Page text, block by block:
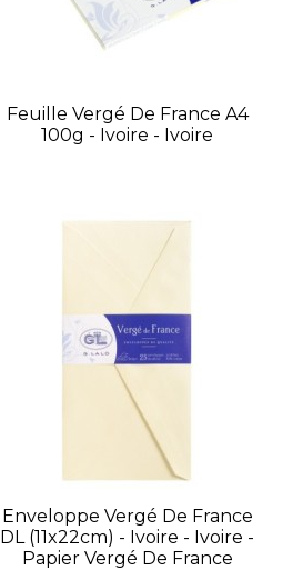
Feuille Vergé De France A4
100g - Ivoire - Ivoire
Enveloppe Vergé De France
DL (11x22cm) - Ivoire - Ivoire -
Papier Vergé De France